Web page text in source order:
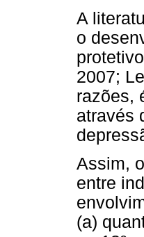
A
o
2007;
razões,
através
Assim,
entre
(a)